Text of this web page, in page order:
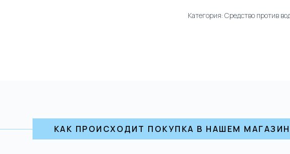
Категория: Средство против
КАК ПРОИСХОДИТ ПОКУПКА В НАШЕМ